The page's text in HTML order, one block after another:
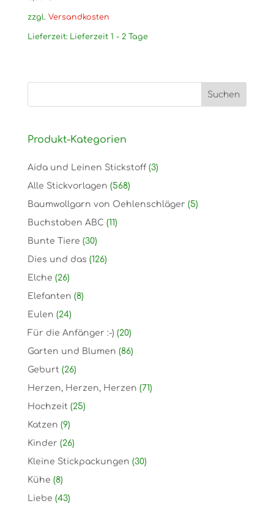
zzgl. Versandkosten
Lieferzeit: Lieferzeit 1 - 2 Tage
Produkt-Kategorien
Aida und Leinen Stickstoff (3)
Alle Stickvorlagen (568)
Baumwollgarn von Oehlenschläger (5)
Buchstaben ABC (11)
Bunte Tiere (30)
Dies und das (126)
Elche (26)
Elefanten (8)
Eulen (24)
Für die Anfänger :-) (20)
Garten und Blumen (86)
Geburt (26)
Herzen, Herzen, Herzen (71)
Hochzeit (25)
Katzen (9)
Kinder (26)
Kleine Stickpackungen (30)
Kühe (8)
Liebe (43)